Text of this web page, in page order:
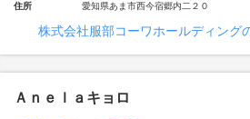
住所 愛知県あま市西今宿郷内二２０
株式会社服部コーワホールディング
Ａｎｅｌａキョロ